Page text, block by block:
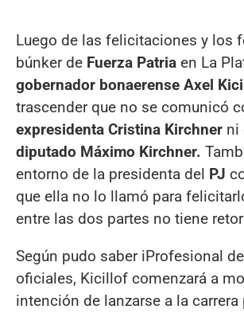
Luego de las felicitaciones y los
búnker de Fuerza Patria en La
gobernador bonaerense Axel
trascender que no se comunicó
expresidenta Cristina Kirchner ni
diputado Máximo Kirchner.
entorno de la presidenta del PJ
que ella no lo llamó para
entre las dos partes no tiene
Según pudo saber iProfesional
oficiales, Kicillof comenzará a
intención de lanzarse a la